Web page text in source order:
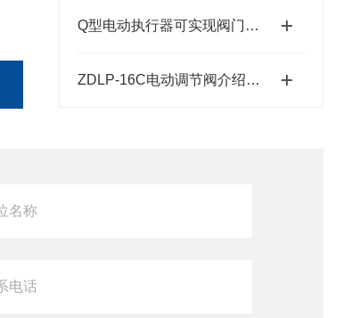
Q型电动执行器可实现阀门的自动开启和关闭
ZDLP-16C电动调节阀介绍及参数